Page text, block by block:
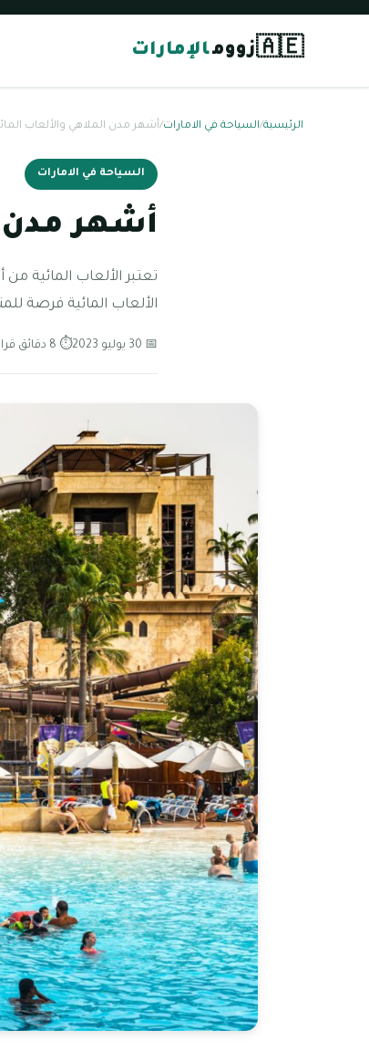
🇦🇪زوومالإمارات
الرئيسية/السياحة في الامارات/أشهر مدن الملاهي والألعاب المائية
السياحة في الامارات
أشهر مدن
تعتبر الألعاب المائية من
الألعاب المائية فرصة
📅 30 يوليو 2023 ⏱ 8 دقائق قراءة